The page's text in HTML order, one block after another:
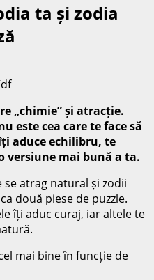
ta și zodia
„chimie” și atracție.
este cea care te face să
aduce echilibru, te
versiune mai bună a ta.
atrag natural și zodii
două piese de puzzle.
îți aduc curaj, iar altele te
mai bine în funcție de